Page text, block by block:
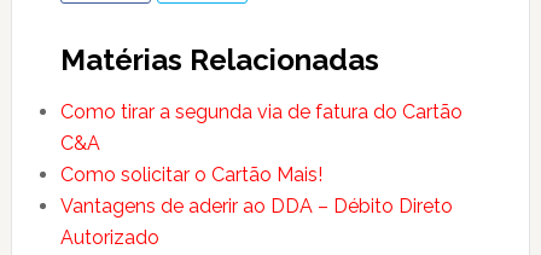
Matérias Relacionadas
Como tirar a segunda via de fatura do Cartão
C&A
Como solicitar o Cartão Mais!
Vantagens de aderir ao DDA – Débito Direto
Autorizado